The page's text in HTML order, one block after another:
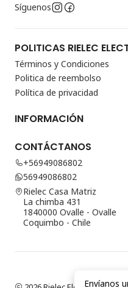
Síguenos
POLITICAS RIELEC
Términos y Condiciones
Politica de reembolso
Política de privacidad
INFORMACIÓN
CONTÁCTANOS
+56949086802
56949086802
Rielec Casa Matriz
La chimba 431
1840000 Ovalle - Ovalle
Coquimbo - Chile
Envíanos